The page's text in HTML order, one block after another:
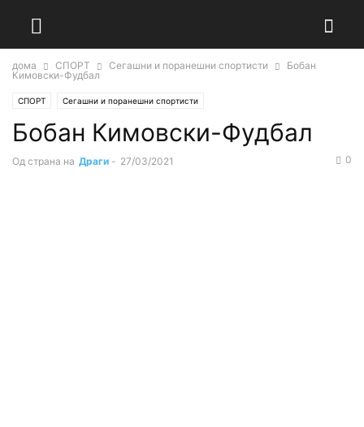
дома СПОРТ Сегашни и поранешни спортисти
Бобан
Кимовски-Фудбал
СПОРТ Сегашни и поранешни спортисти
Бобан Кимовски-Фудбал
Од страна на Драги - 27/03/2021 0